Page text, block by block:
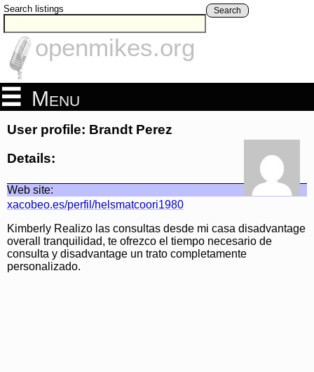
Search listings Search
openmikes.org
Menu
User profile: Brandt Perez
Details:
Web site:
xacobeo.es/perfil/helsmatcoori1980
Kimberly Realizo las consultas desde mi casa disadvantage
overall tranquilidad, te ofrezco el tiempo necesario de
consulta y disadvantage un trato completamente
personalizado.